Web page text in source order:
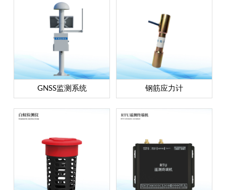
GNSS监测系统 钢筋应力计